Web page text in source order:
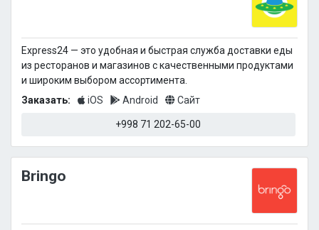
Express24 — это удобная и быстрая служба доставки еды
из ресторанов и магазинов с качественными продуктами
и широким выбором ассортимента.
Заказать:
iOS Android Сайт
+998 71 202-65-00
Bringo